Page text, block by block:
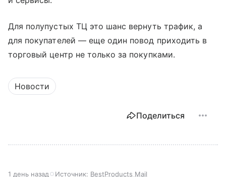
Для полупустых ТЦ это шанс вернуть трафик, а
для покупателей — еще один повод приходить в
торговый центр не только за покупками.
Новости
Поделиться
1 день назад Источник: BestProducts Mail